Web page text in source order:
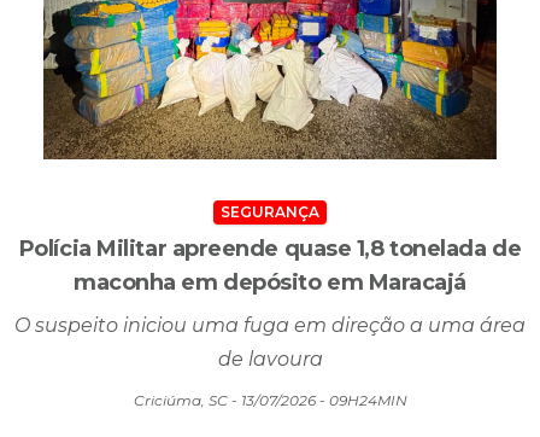
SEGURANÇA
Polícia Militar apreende quase 1,8 tonelada de
maconha em depósito em Maracajá
O suspeito iniciou uma fuga em direção a uma área
de lavoura
Criciúma, SC - 13/07/2026 - 09H24MIN